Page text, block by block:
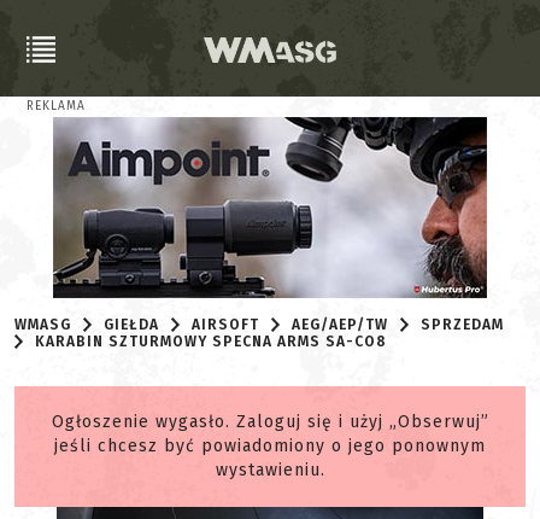
REKLAMA
WMASG GIEŁDA AIRSOFT AEG/AEP/TW
SPRZEDAM
KARABIN SZTURMOWY SPECNA ARMS SA-CO8
Ogłoszenie wygasło. Zaloguj się i użyj „Obserwuj”
jeśli chcesz być powiadomiony o jego ponownym
wystawieniu.